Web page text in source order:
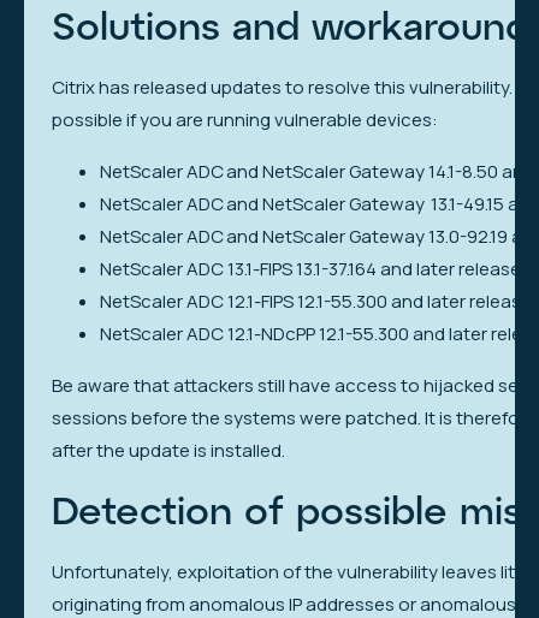
Solutions and
Citrix has released updates to resolve this vulnerability.
possible if you are running vulnerable devices:
NetScaler ADC and NetScaler Gateway 14.1-8.50
NetScaler ADC and NetScaler Gateway 13.1-49.15
NetScaler ADC and NetScaler Gateway 13.0-92.19
NetScaler ADC 13.1-FIPS 13.1-37.164 and later releases
NetScaler ADC 12.1-FIPS 12.1-55.300 and later releases
NetScaler ADC 12.1-NDcPP 12.1-55.300 and later
Be aware that attackers still have access to hijacked
sessions before the systems were patched. It is
after the update is installed.
Detection of possible
Unfortunately, exploitation of the vulnerability leaves
originating from anomalous IP addresses or anomalous